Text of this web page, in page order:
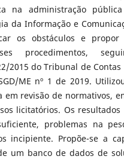
na administração
da Informação e
os obstáculos e propor
procedimentos,
2015 do Tribunal de
ME nº 1 de 2019.
revisão de normativos,
licitatórios. Os resultados
problemas na
incipiente. Propõe-se a
um banco de dados de